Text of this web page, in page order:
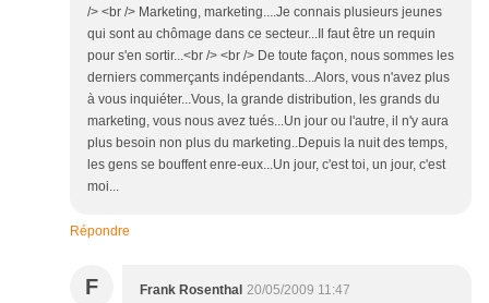
/> <br /> Marketing, marketing....Je connais plusieurs jeunes
qui sont au chômage dans ce secteur...Il faut être un requin
pour s'en sortir...<br /> <br /> De toute façon, nous sommes les
derniers commerçants indépendants...Alors, vous n'avez plus
à vous inquiéter...Vous, la grande distribution, les grands du
marketing, vous nous avez tués...Un jour ou l'autre, il n'y aura
plus besoin non plus du marketing..Depuis la nuit des temps,
les gens se bouffent enre-eux...Un jour, c'est toi, un jour, c'est
moi...
Répondre
F Frank Rosenthal 20/05/2009 11:47